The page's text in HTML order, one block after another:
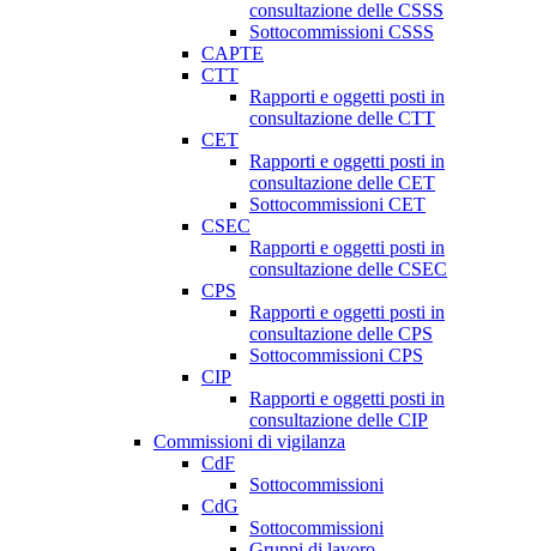
consultazione delle CSSS
Sottocommissioni CSSS
CAPTE
CTT
Rapporti e oggetti posti in
consultazione delle CTT
CET
Rapporti e oggetti posti in
consultazione delle CET
Sottocommissioni CET
CSEC
Rapporti e oggetti posti in
consultazione delle CSEC
CPS
Rapporti e oggetti posti in
consultazione delle CPS
Sottocommissioni CPS
CIP
Rapporti e oggetti posti in
consultazione delle CIP
Commissioni di vigilanza
CdF
Sottocommissioni
CdG
Sottocommissioni